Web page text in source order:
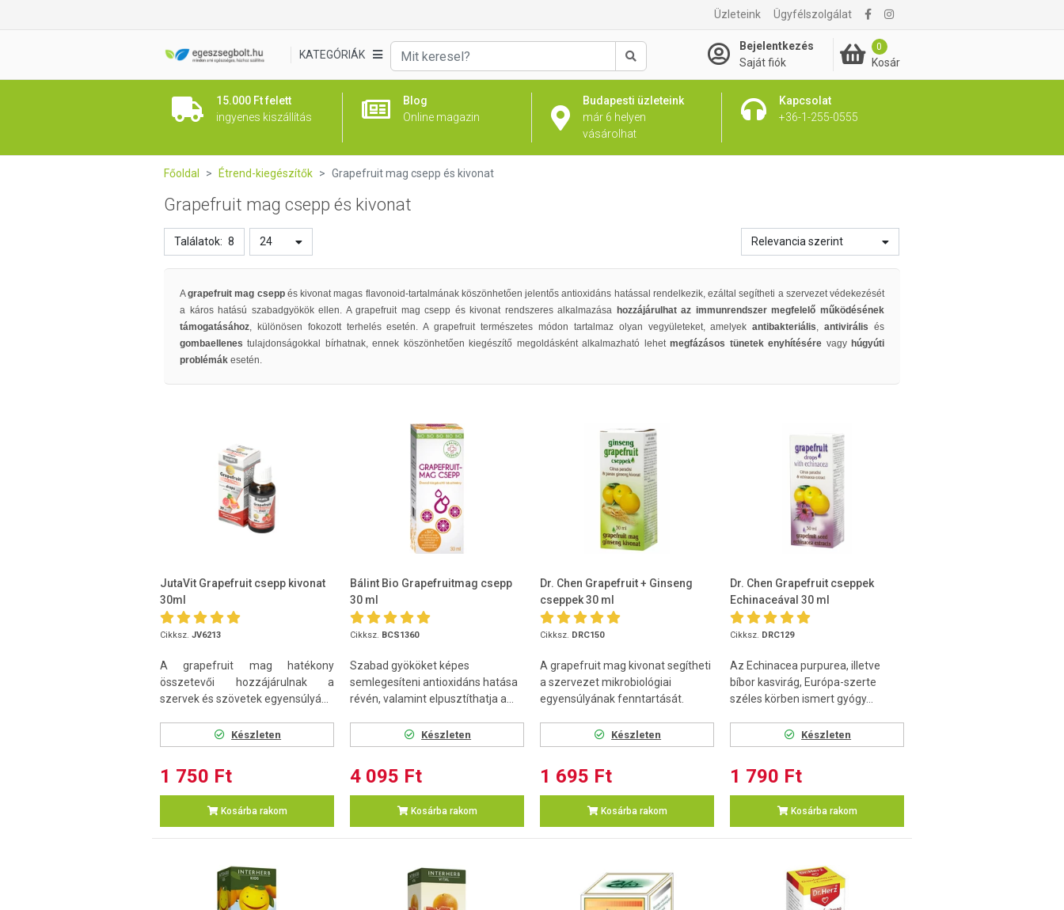
Üzleteink Ügyfélszolgálat
KATEGÓRIÁK
Keresés
Bejelentkezés
Saját fiók
0
Kosár
15.000 Ft felett
ingyenes kiszállítás
Blog
Online magazin
Budapesti üzleteink
már 6 helyen
vásárolhat
Kapcsolat
+36-1-255-0555
Főoldal Étrend-kiegészítők Grapefruit mag csepp és kivonat
Grapefruit mag csepp és kivonat
Találatok: 8 24 Relevancia szerint
Agrapefruit mag csepp és kivonat magas flavonoid-tartalmának köszönhetően jelentős antioxidáns hatással rendelkezik, ezáltal segítheti a szervezet védekezését
a káros hatású szabadgyökök ellen. A grapefruit mag csepp és kivonat rendszeres alkalmazása hozzájárulhat az immunrendszer megfelelő működésének
támogatásához, különösen fokozott terhelés esetén. A grapefruit természetes módon tartalmaz olyan vegyületeket, amelyekantibakteriális,antivirálisés
gombaellenestulajdonságokkal bírhatnak, ennek köszönhetően kiegészítő megoldásként alkalmazható lehetmegfázásos tünetek enyhítésére vagy húgyúti
problémák esetén.
JutaVit Grapefruit csepp kivonat
30ml
Cikksz. JV6213
A grapefruit mag hatékony
összetevői hozzájárulnak a
szervek és szövetek egyensúlyá...
Készleten
1 750 Ft
Kosárba rakom
Bálint Bio Grapefruitmag csepp
30 ml
Cikksz. BCS1360
Szabad gyököket képes
semlegesíteni antioxidáns hatása
révén, valamint elpusztíthatja a...
Készleten
4 095 Ft
Kosárba rakom
Dr. Chen Grapefruit + Ginseng
cseppek 30 ml
Cikksz. DRC150
A grapefruit mag kivonat segítheti
a szervezet mikrobiológiai
egyensúlyának fenntartását.
Készleten
1 695 Ft
Kosárba rakom
Dr. Chen Grapefruit cseppek
Echinaceával 30 ml
Cikksz. DRC129
Az Echinacea purpurea, illetve
bíbor kasvirág, Európa-szerte
széles körben ismert gyógy...
Készleten
1 790 Ft
Kosárba rakom